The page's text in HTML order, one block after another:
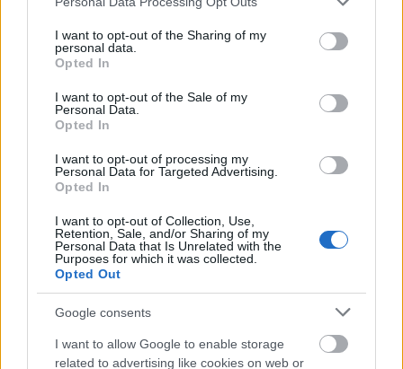
not limited to your visit or usage behaviour. You may click to
grant or deny consent to Google and its third-party tags to
use your data for below specified purposes in below Google
consent section.
I want to opt-out of the Sharing of my
personal data.
Opted In
I want to opt-out of the Sale of my
Personal Data.
Opted In
I want to opt-out of processing my
Personal Data for Targeted Advertising.
Opted In
I want to opt-out of Collection, Use,
Retention, Sale, and/or Sharing of my
Personal Data that Is Unrelated with the
Purposes for which it was collected.
Opted Out
Google consents
I want to allow Google to enable storage
related to advertising like cookies on web or
Jelenkor, 2000 – Magyar Elektronikus
Könyvtár
Január a tél mélye, az év végi ünnepek utáni csönd
ideje, az összegzés utáni újrakezdés hónapja is.
„Egyhangú könyvlapok unalmas szövegek
lapozni sincs kedvem ebben a januárban
A karácsonyi nagy kalandok izgató
lázaiból kivált nehéz így folytatódni.”
Csorba Győző: Tél hava, részlet – In: Uő.: